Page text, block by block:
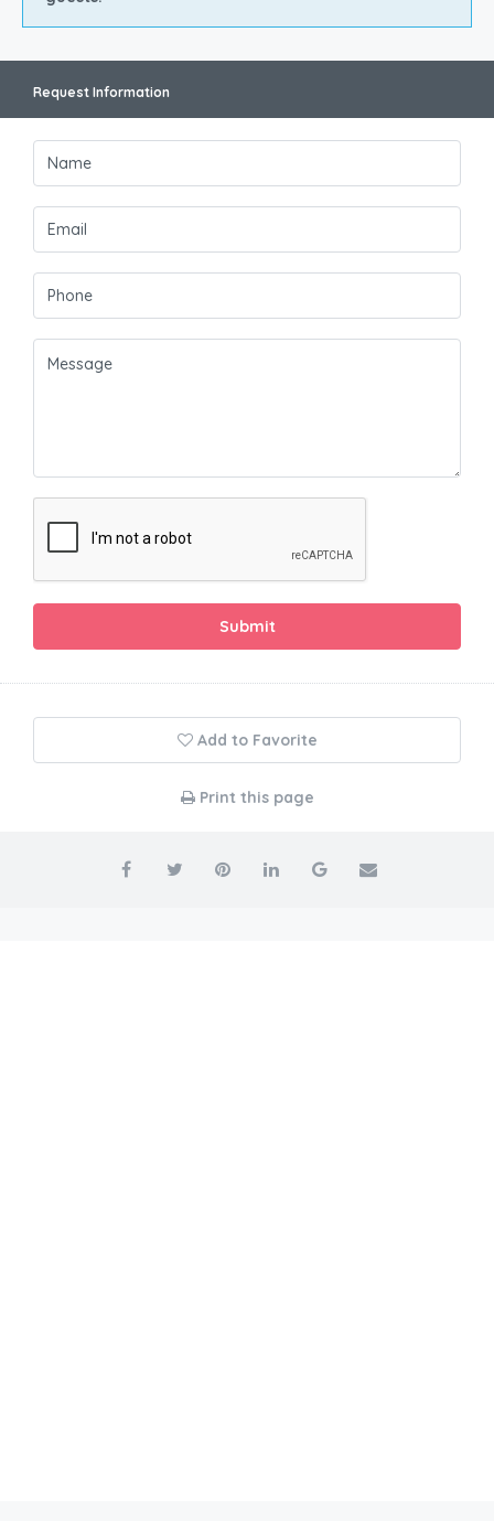
Request Information
Submit
Add to Favorite
Print this page